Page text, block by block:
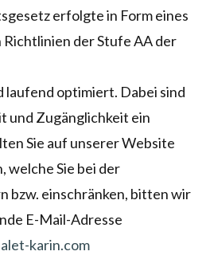
erfolgte in Form eines
der Stufe AA der
laufend optimiert. Dabei sind
und Zugänglichkeit ein
Sie auf unserer Website
welche Sie bei der
bzw. einschränken, bitten wir
E-Mail-Adresse
karin.com